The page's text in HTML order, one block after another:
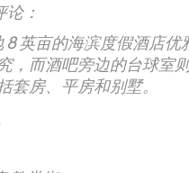
论：
8 英亩的海滨度假酒店
，而酒吧旁边的台球室
套房、平房和别墅。